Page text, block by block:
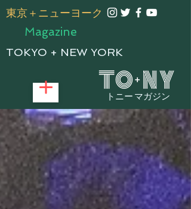
トニー マガジン
​東京＋ニューヨーク
Magazine
TOKYO + NEW YORK